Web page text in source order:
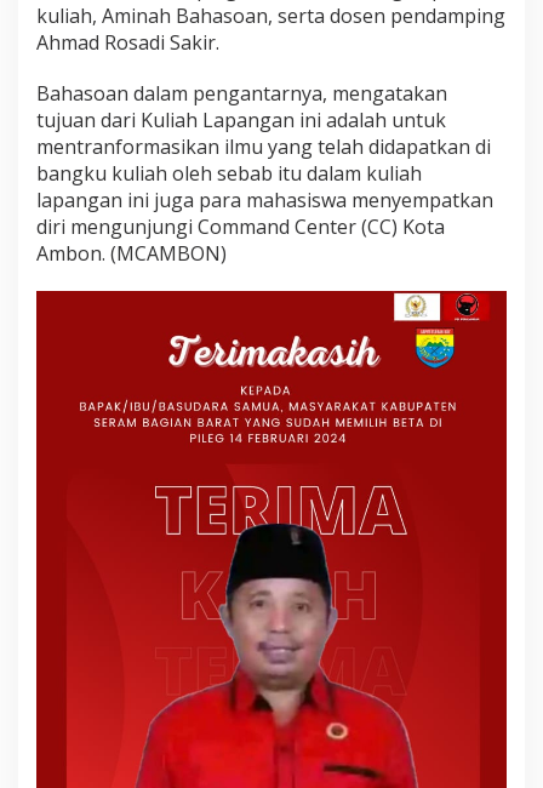
kuliah, Aminah Bahasoan, serta dosen pendamping
Ahmad Rosadi Sakir.
Bahasoan dalam pengantarnya, mengatakan
tujuan dari Kuliah Lapangan ini adalah untuk
mentranformasikan ilmu yang telah didapatkan di
bangku kuliah oleh sebab itu dalam kuliah
lapangan ini juga para mahasiswa menyempatkan
diri mengunjungi Command Center (CC) Kota
Ambon. (MCAMBON)